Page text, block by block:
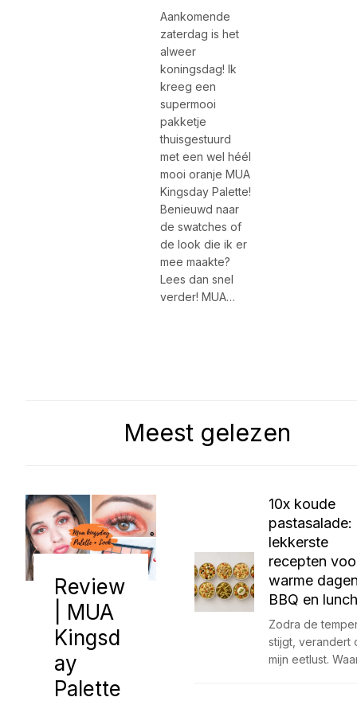
Aankomende
zaterdag is het
alweer
koningsdag! Ik
kreeg een
supermooi
pakketje
thuisgestuurd
met een wel héél
mooi oranje MUA
Kingsday Palette!
Benieuwd naar
de swatches of
de look die ik er
mee maakte?
Lees dan snel
verder! MUA…
Meest gelezen
Review
| MUA
Kingsd
ay
Palette
10x koude
pastasalade:
lekkerste
recepten
warme
BBQ en lunch
Zodra de
stijgt, verandert
mijn eetlust.